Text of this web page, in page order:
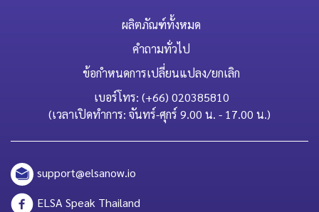
ผลิตภัณฑ์ทั้งหมด
คำถามทั่วไป
ข้อกำหนดการเปลี่ยนแปลง/ยกเลิก
เบอร์โทร: (+66) 020385810
(เวลาเปิดทำการ: จันทร์-ศุกร์ 9.00 น. - 17.00 น.)
support@elsanow.io
ELSA Speak Thailand